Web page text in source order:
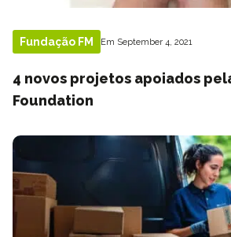
Fundação FM Em September 4, 2021
4 novos projetos apoiados
Foundation